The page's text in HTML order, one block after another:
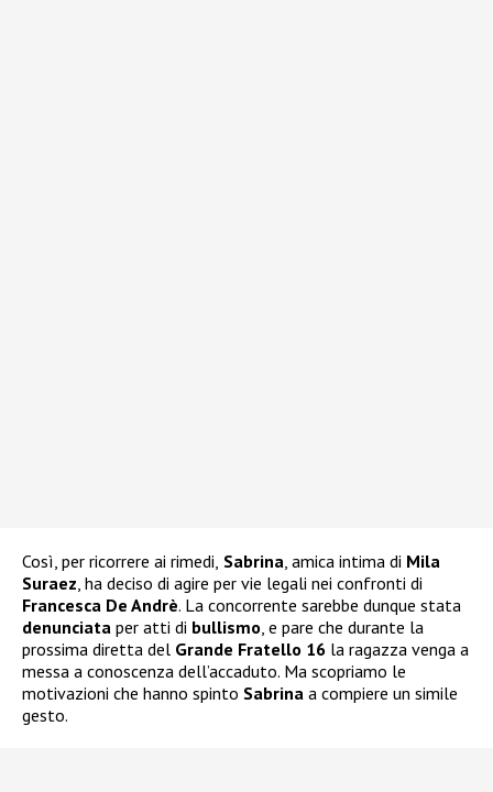
Così, per ricorrere ai rimedi, Sabrina, amica intima di Mila
Suraez, ha deciso di agire per vie legali nei confronti di
Francesca De Andrè. La concorrente sarebbe dunque stata
denunciata per atti di bullismo, e pare che durante la
prossima diretta del Grande Fratello 16 la ragazza venga a
messa a conoscenza dell’accaduto. Ma scopriamo le
motivazioni che hanno spinto Sabrina a compiere un simile
gesto.